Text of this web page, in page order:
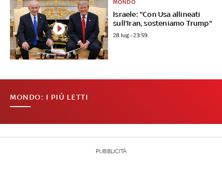
Israele: "Con Usa allineati
sull'Iran, sosteniamo Trump"
MONDO
28 lug - 23:59
MONDO: I PIÙ LETTI
PUBBLICITÀ